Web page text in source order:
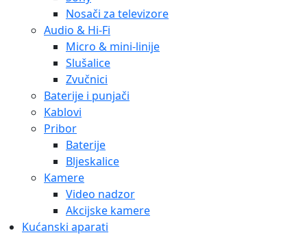
Nosači za televizore
Audio & Hi-Fi
Micro & mini-linije
Slušalice
Zvučnici
Baterije i punjači
Kablovi
Pribor
Baterije
Bljeskalice
Kamere
Video nadzor
Akcijske kamere
Kućanski aparati